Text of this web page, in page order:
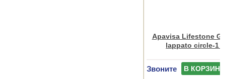
Apavisa Lifestone
lappato circle-1
Звоните В КОРЗИНУ